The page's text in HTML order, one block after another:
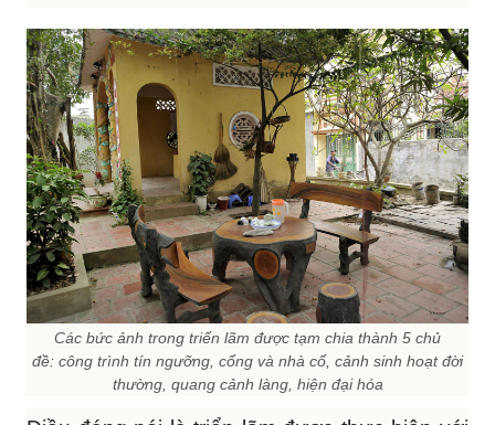
Các bức ảnh trong triển lãm được tạm chia thành 5 chủ
đề: công trình tín ngưỡng, cổng và nhà cổ, cảnh sinh hoạt đời
thường, quang cảnh làng, hiện đại hóa